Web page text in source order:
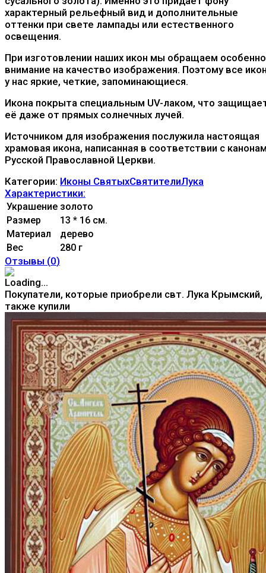
характерный рельефный вид и дополнительные
оттенки при свете лампады или естественного
освещения.
При изготовлении наших икон мы обращаем
внимание на качество изображения. Поэтому все
у нас яркие, четкие, запоминающиеся.
Икона покрыта специальным UV-лаком, что
её даже от прямых солнечных лучей.
Источником для изображения послужила настоящая
храмовая икона, написанная в соответствии с
Русской Православной Церкви.
Категории: Иконы СвятыхСвятителиЛука
Характеристики:
Украшение золото
Размер
13 * 16 см.
Материал
дерево
Вес
280 г
Отзывы (0)
Покупатели, которые приобрели свт. Лука Крымский,
также купили